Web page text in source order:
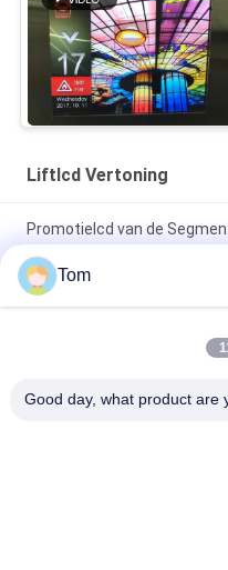
Liftlcd Vertoning
Promotielcd van de
Lift
12,1 Duimcop de
Passagierslift Één
Tom
Good day, what product are